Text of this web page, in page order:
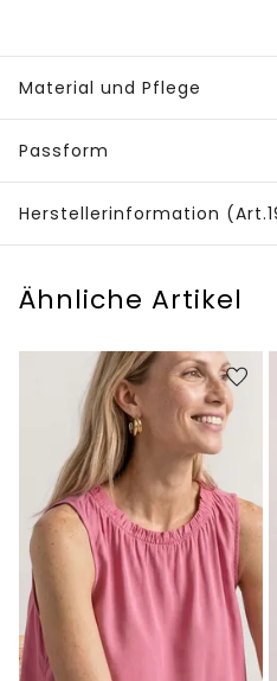
Material und Pflege
Passform
Herstellerinformation
Ähnliche Artikel